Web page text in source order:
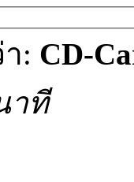
: CD-
าที